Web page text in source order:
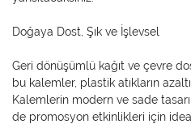
Doğaya Dost, Şık ve İşlevsel
Geri dönüşümlü kağıt ve çevre
bu kalemler, plastik atıkların
Kalemlerin modern ve sade
de promosyon etkinlikleri için